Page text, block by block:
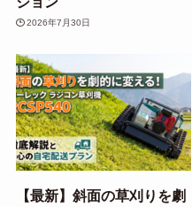
2026年7月30日
【最新】斜面の草刈りを劇